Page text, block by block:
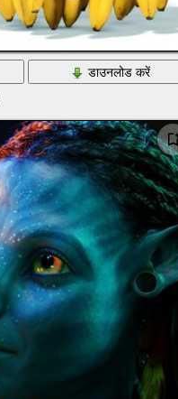
डाउनलोड करें